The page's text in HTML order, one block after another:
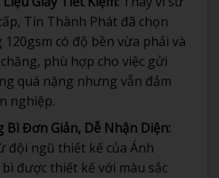
Tín Thành Phát đã chọn
120gsm có độ bền vừa phải và
phù hợp cho việc gửi
quá nặng nhưng vẫn đảm
nghiệp.
Bì Đơn Giản, Dễ Nhận Diện:
đội ngũ thiết kế của Ánh
được thiết kế với màu sắc